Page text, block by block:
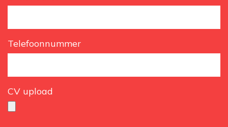
Telefoonnummer
CV upload